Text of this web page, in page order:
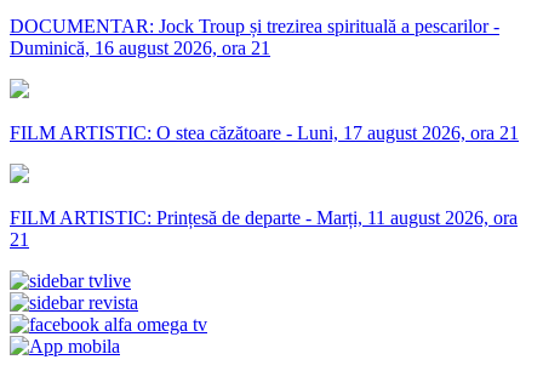
DOCUMENTAR: Jock Troup și trezirea spirituală a pescarilor -
Duminică, 16 august 2026, ora 21
FILM ARTISTIC: O stea căzătoare - Luni, 17 august 2026, ora 21
FILM ARTISTIC: Prințesă de departe - Marți, 11 august 2026, ora
21